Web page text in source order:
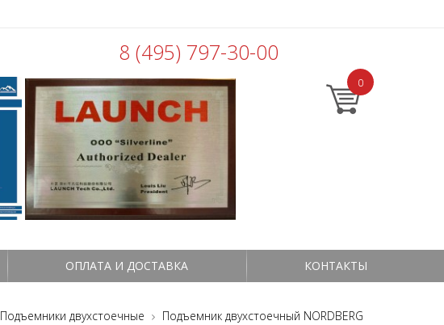
0
8 (495) 797-30-00
ОПЛАТА И ДОСТАВКА КОНТАКТЫ
Подъемники двухстоечные
Подъемник двухстоечный NORDBERG